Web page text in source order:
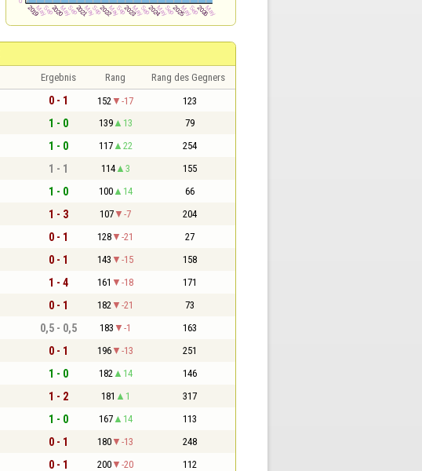
Ergebnis Rang Rang des Gegners
0 - 1 152 -17 123
1 - 0 139 13 79
1 - 0 117 22 254
1 - 1 114 3 155
1 - 0 100 14 66
1 - 3 107 -7 204
0 - 1 128 -21 27
0 - 1 143 -15 158
1 - 4 161 -18 171
0 - 1 182 -21 73
0,5 - 0,5 183 -1 163
0 - 1 196 -13 251
1 - 0 182 14 146
1 - 2 181 1 317
1 - 0 167 14 113
0 - 1 180 -13 248
0 - 1 200 -20 112